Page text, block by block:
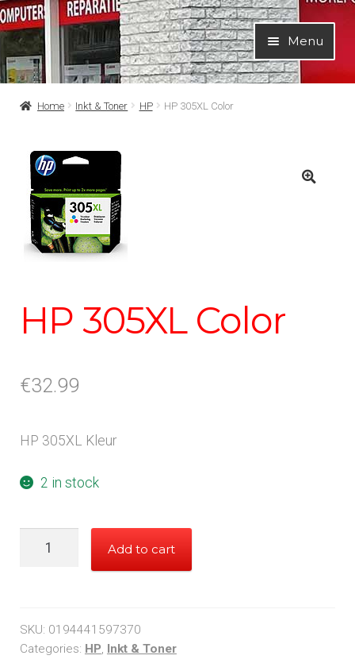
Ga
door
naar
navigatie
Ga
naar
de
inhoud
Menu
Home Inkt & Toner HP HP 305XL Color
HP 305XL Color
€32.99
HP 305XL Kleur
2 in stock
Add to cart
SKU: 0194441597370
Categories: HP, Inkt & Toner